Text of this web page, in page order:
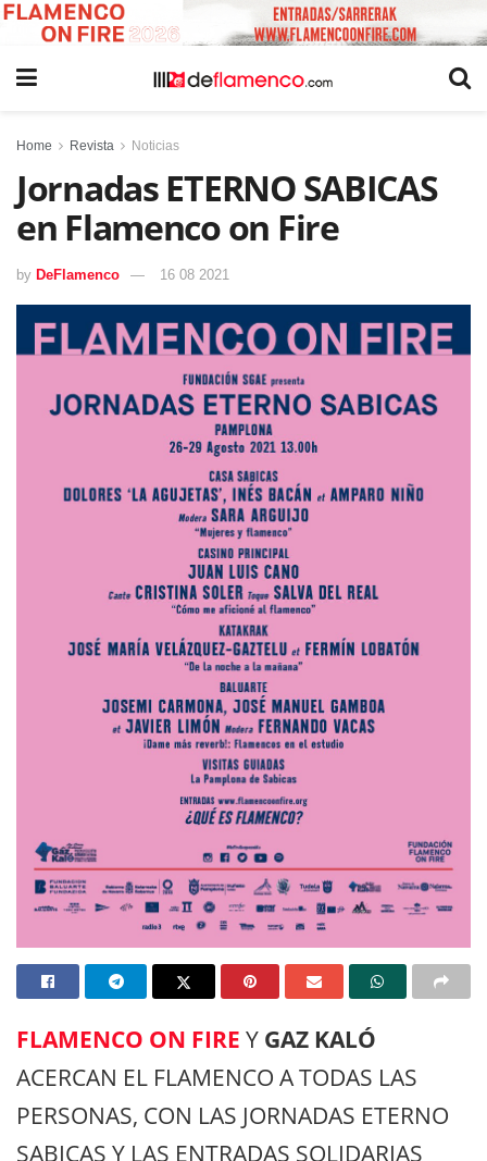
Home Revista Noticias
Jornadas ETERNO SABICAS
en Flamenco on Fire
by DeFlamenco 16 08 2021
FLAMENCO ON FIRE Y GAZ KALÓ
ACERCAN EL FLAMENCO A TODAS LAS
PERSONAS, CON LAS JORNADAS ETERNO
SABICAS Y LAS ENTRADAS SOLIDARIAS